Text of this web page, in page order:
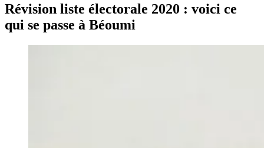
Révision liste électorale 2020 : voici ce
qui se passe à Béoumi